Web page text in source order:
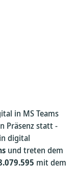
in MS Teams
Präsenz statt -
digital
und treten dem
mit dem